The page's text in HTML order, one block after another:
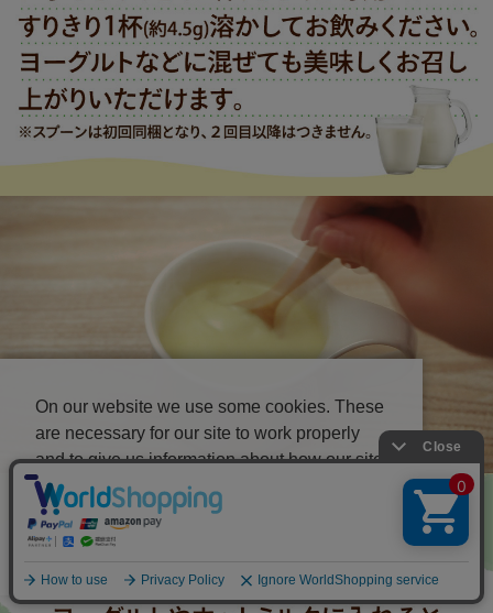
On our website we use some cookies. These
are necessary for our site to work properly
and to give us information about how our site
is used.